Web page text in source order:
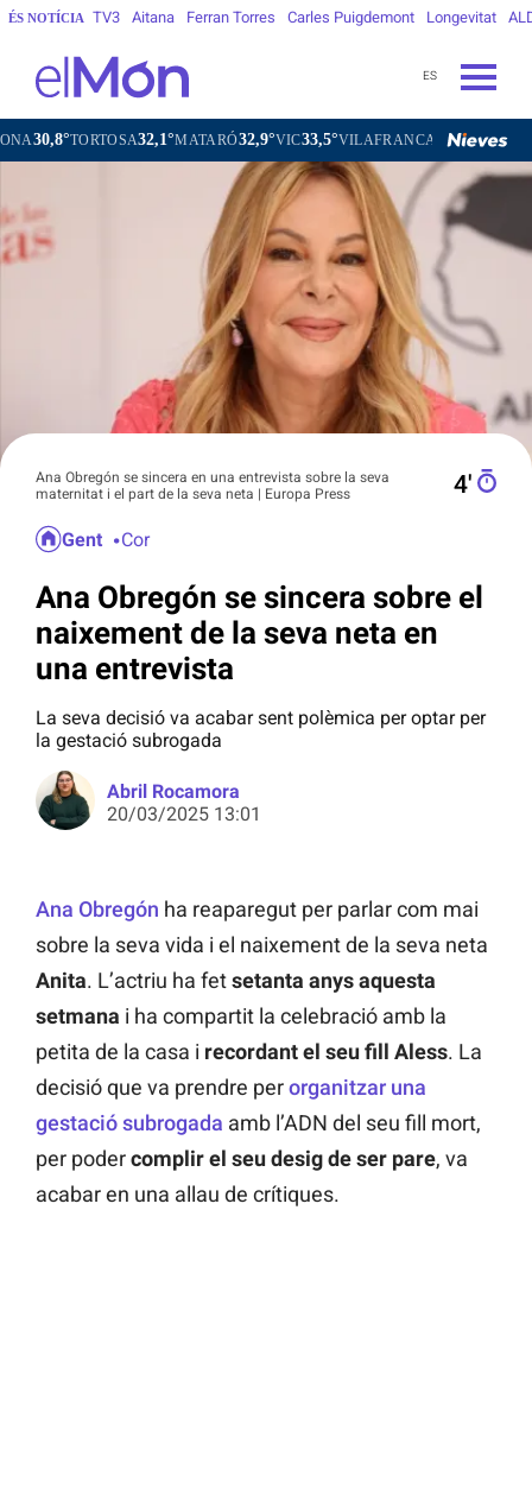
ÉS NOTÍCIA TV3 Aitana Ferran Torres Carles Puigdemont Longevitat
ES
32,1°MATARÓ32,9°VIC33,5°VILAFRANCA DEL PENEDÈS 32,2°
Ana Obregón se sincera en una entrevista sobre la seva
maternitat i el part de la seva neta | Europa Press
4′
Gent Cor
Ana Obregón se sincera sobre el
naixement de la seva neta en
una entrevista
La seva decisió va acabar sent polèmica per optar per
la gestació subrogada
Abril Rocamora
20/03/2025 13:01
Ana Obregón ha reaparegut per parlar com mai
sobre la seva vida i el naixement de la seva neta
Anita. L’actriu ha fetsetanta anys aquesta
setmana i ha compartit la celebració amb la
petita de la casa i recordant el seu fill Aless. La
decisió que va prendre perorganitzar una
gestació subrogada amb l’ADN del seu fill mort,
per podercomplir el seu desig de ser pare, va
acabar en una allau de crítiques.